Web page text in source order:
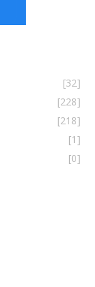
[32]
[228]
[218]
[1]
[0]